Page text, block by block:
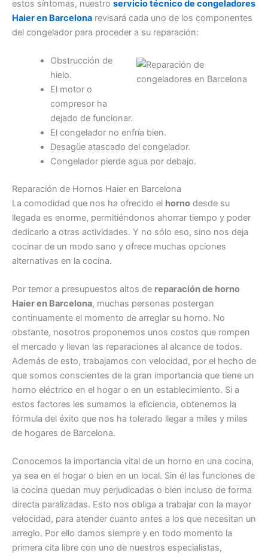
estos síntomas, nuestro servicio técnico de congeladores
Haier en Barcelona revisará cada uno de los componentes
del congelador para proceder a su reparación:
Obstrucción de
hielo.
El motor o
compresor ha
dejado de funcionar.
El congelador no enfría bien.
Desagüe atascado del congelador.
Congelador pierde agua por debajo.
Reparación de Hornos Haier en Barcelona
La comodidad que nos ha ofrecido el horno desde su
llegada es enorme, permitiéndonos ahorrar tiempo y poder
dedicarlo a otras actividades. Y no sólo eso, sino nos deja
cocinar de un modo sano y ofrece muchas opciones
alternativas en la cocina.
Por temor a presupuestos altos de reparación de horno
Haier en Barcelona, muchas personas postergan
continuamente el momento de arreglar su horno. No
obstante, nosotros proponemos unos costos que rompen
el mercado y llevan las reparaciones al alcance de todos.
Además de esto, trabajamos con velocidad, por el hecho de
que somos conscientes de la gran importancia que tiene un
horno eléctrico en el hogar o en un establecimiento. Si a
estos factores les sumamos la eficiencia, obtenemos la
fórmula del éxito que nos ha tolerado llegar a miles y miles
de hogares de Barcelona.
Conocemos la importancia vital de un horno en una cocina,
ya sea en el hogar o bien en un local. Sin él las funciones de
la cocina quedan muy perjudicadas o bien incluso de forma
directa paralizadas. Esto nos obliga a trabajar con la mayor
velocidad, para atender cuanto antes a los que necesitan un
arreglo. Por ello damos siempre y en todo momento la
primera cita libre con uno de nuestros especialistas,